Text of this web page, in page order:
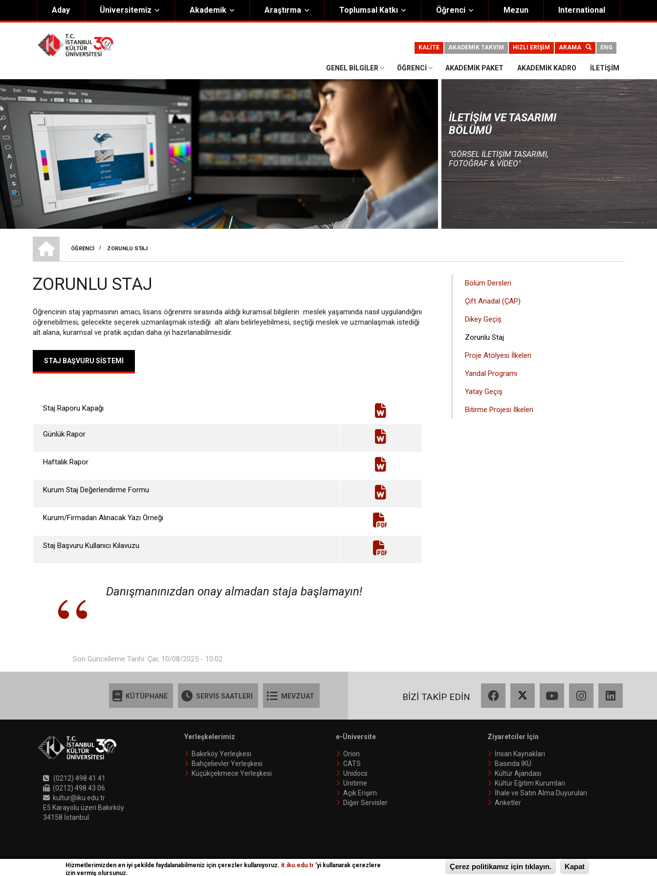
Aday Üniversitemiz
Hakkımızda
Genel Bilgiler
Misyon & Vizyon
Kültür Koleji Vakfı ( KEV )
Akıngüç Ödülü
İKÜ Ödülleri
İdari Birimler
Mevzuat
Onursal Doktora
Rektörlük
Organizasyon Şeması
Politikalar
Akademik Araştırma Toplumsal Katkı Öğrenci Mezun International
ENG
ARAMA
HIZLI ERİŞİM
AKADEMİK TAKVİM
KALİTE
GENEL BILGILER ÖĞRENCI AKADEMIK PAKET AKADEMIK KADRO İLETIŞIM
İLETIŞIM VE TASARIMI
BÖLÜMÜ
"GÖRSEL İLETİŞİM TASARIMI,
FOTOĞRAF & VİDEO"
SAYFA
YOLU
ÖĞRENCI
/ ZORUNLU STAJ
ZORUNLU STAJ
Öğrencinin staj yapmasının amacı, lisans öğrenimi sırasında aldığı kuramsal bilgilerin meslek yaşamında nasıl uygulandığını
öğrenebilmesi, gelecekte seçerek uzmanlaşmak istediği alt alanı belirleyebilmesi, seçtiği meslek ve uzmanlaşmak istediği
alt alana, kuramsal ve pratik açıdan daha iyi hazırlanabilmesidir.
STAJ BAŞVURU SISTEMI
Staj Raporu Kapağı
Günlük Rapor
Haftalık Rapor
Kurum Staj Değerlendirme Formu
Kurum/Firmadan Alınacak Yazı Örneği
Staj Başvuru Kullanıcı Kılavuzu
Danışmanınızdan onay almadan staja başlamayın!
ANA
MENÜSÜ
Bölüm Dersleri
Çift Anadal (ÇAP)
Dikey Geçiş
Zorunlu Staj
Proje Atölyesi İlkeleri
Yandal Programı
Yatay Geçiş
Bitirme Projesi İlkeleri
Son Güncelleme Tarihi: Çar, 10/08/2025 - 10:02
KÜTÜPHANE SERVİS SAATLERİ MEVZUAT BİZİ TAKİP EDİN
(0212) 498 41 41
(0212) 498 43 06
kultur@iku.edu.tr
E5 Karayolu üzeri Bakırköy
34158 İstanbul
Yerleşkelerimiz
Bakırköy Yerleşkesi
Bahçelievler Yerleşkesi
Küçükçekmece Yerleşkesi
e-Üniversite
Orion
CATS
Unidocs
Unitime
Açık Erişim
Diğer Servisler
Ziyaretciler İçin
İnsan Kaynakları
Basında İKÜ
Kültür Ajandası
Kültür Eğitim Kurumları
İhale ve Satın Alma Duyuruları
Anketler
İKÜ © 2018 | Phoenix Gizlilik Politikası Kullanım Koşulları Bilgi Edinme
Hizmetlerimizden en iyi şekilde faydalanabilmeniz için çerezler kullanıyoruz. it.iku.edu.tr 'yi kullanarak çerezlere
izin vermiş olursunuz.
Çerez politikamız için tıklayın. Kapat